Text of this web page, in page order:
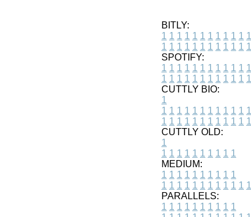
BITLY:
1 1 1 1 1 1 1 1 1 1 1 1
1 1 1 1 1 1 1 1 1 1 1 1
SPOTIFY:
1 1 1 1 1 1 1 1 1 1 1 1
1 1 1 1 1 1 1 1 1 1 1 1
CUTTLY BIO:
1
1 1 1 1 1 1 1 1 1 1 1 1
1 1 1 1 1 1 1 1 1 1 1 1
CUTTLY OLD:
1
1 1 1 1 1 1 1 1 1 1
MEDIUM:
1 1 1 1 1 1 1 1 1 1
1 1 1 1 1 1 1 1 1 1 1 1
PARALLELS:
1 1 1 1 1 1 1 1 1 1